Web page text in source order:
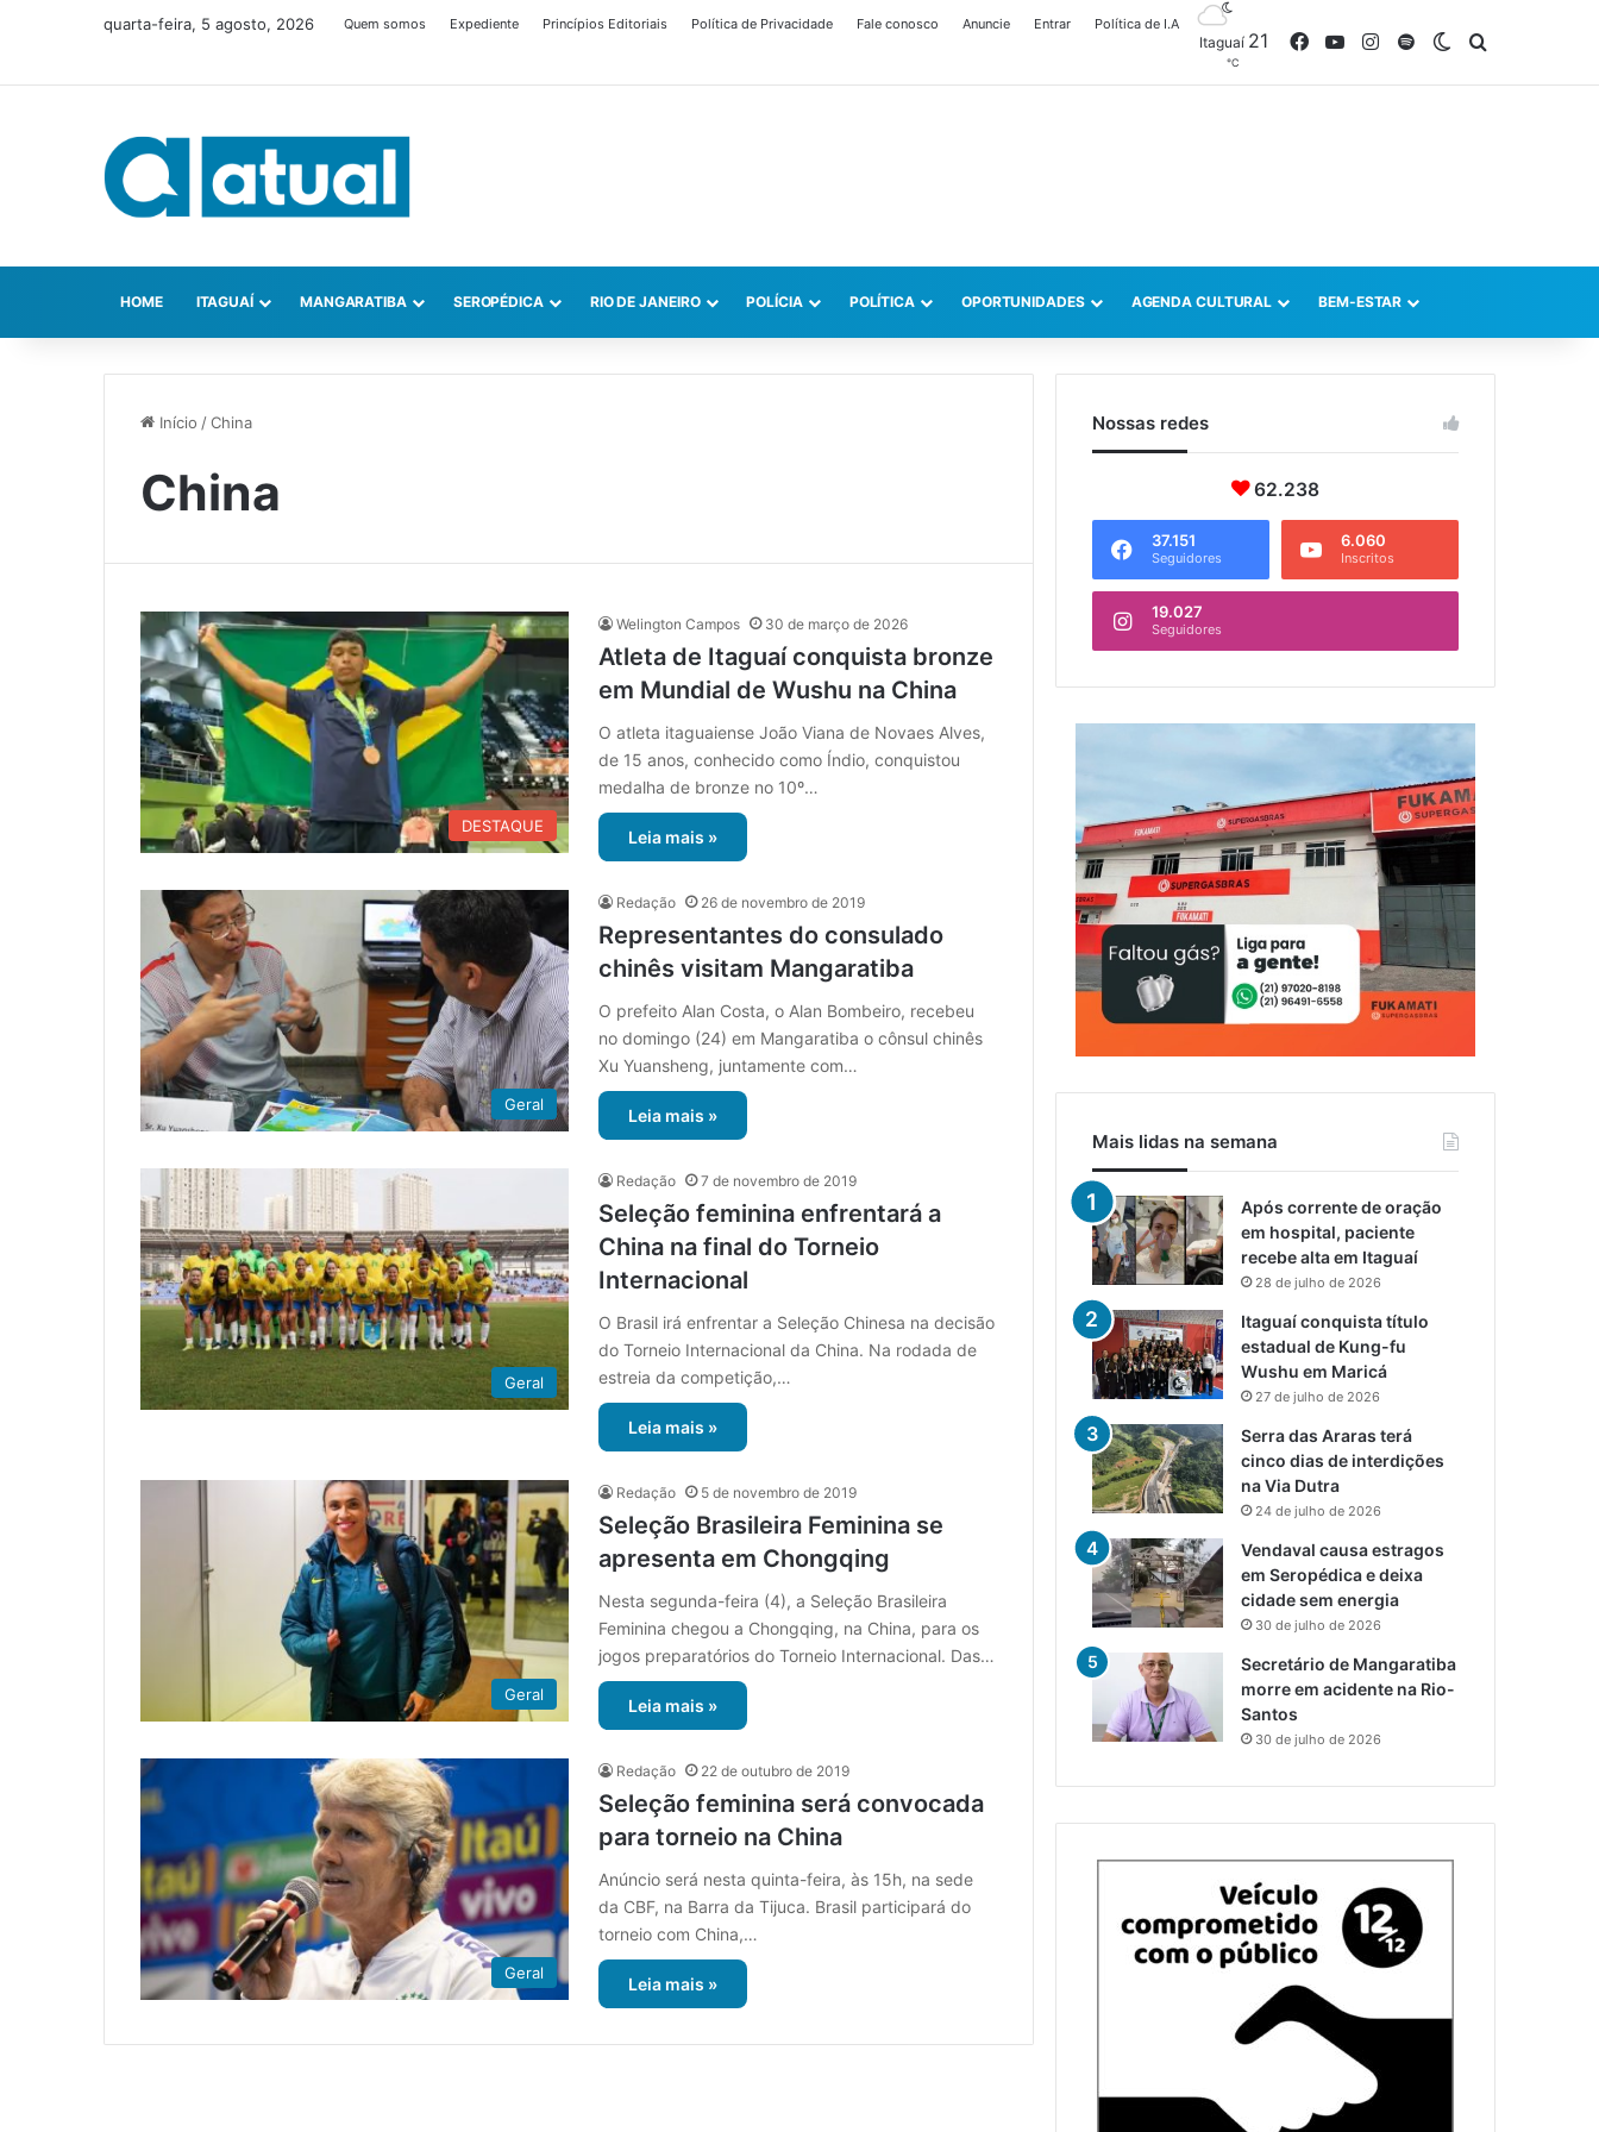
quarta-feira, 5 agosto, 2026 Quem somos Expediente Princípios Editoriais Política de Privacidade Fale conosco Anuncie Entrar Política de I.A
Itaguaí 21
℃
FacebookYouTubeInstagram
SpotifySwitch skin
HOME ITAGUAÍ MANGARATIBA SEROPÉDICA RIO DE JANEIRO POLÍCIA POLÍTICA OPORTUNIDADES AGENDA CULTURAL BEM-ESTAR
Início /China
China
DESTAQUE
Welington Campos 30 de março de 2026
Atleta de Itaguaí conquista bronze
em Mundial de Wushu na China
O atleta itaguaiense João Viana de Novaes Alves,
de 15 anos, conhecido como Índio, conquistou
medalha de bronze no 10º…
Leia mais »
Geral
Redação 26 de novembro de 2019
Representantes do consulado
chinês visitam Mangaratiba
O prefeito Alan Costa, o Alan Bombeiro, recebeu
no domingo (24) em Mangaratiba o cônsul chinês
Xu Yuansheng, juntamente com…
Leia mais »
Geral
Redação 7 de novembro de 2019
Seleção feminina enfrentará a
China na final do Torneio
Internacional
O Brasil irá enfrentar a Seleção Chinesa na decisão
do Torneio Internacional da China. Na rodada de
estreia da competição,…
Leia mais »
Geral
Redação 5 de novembro de 2019
Seleção Brasileira Feminina se
apresenta em Chongqing
Nesta segunda-feira (4), a Seleção Brasileira
Feminina chegou a Chongqing, na China, para os
jogos preparatórios do Torneio Internacional. Das…
Leia mais »
Geral
Redação 22 de outubro de 2019
Seleção feminina será convocada
para torneio na China
Anúncio será nesta quinta-feira, às 15h, na sede
da CBF, na Barra da Tijuca. Brasil participará do
torneio com China,…
Leia mais »
Nossas redes
62.238
37.151
Seguidores
6.060
Inscritos
19.027
Seguidores
Mais lidas na semana
Após corrente de oração
em hospital, paciente
recebe alta em Itaguaí
28 de julho de 2026
Itaguaí conquista título
estadual de Kung-fu
Wushu em Maricá
27 de julho de 2026
Serra das Araras terá
cinco dias de interdições
na Via Dutra
24 de julho de 2026
Vendaval causa estragos
em Seropédica e deixa
cidade sem energia
30 de julho de 2026
Secretário de Mangaratiba
morre em acidente na Rio-
Santos
30 de julho de 2026